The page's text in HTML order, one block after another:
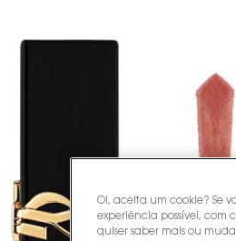
Oi, aceita um cookie? Se
experiência possível, com
quiser saber mais ou